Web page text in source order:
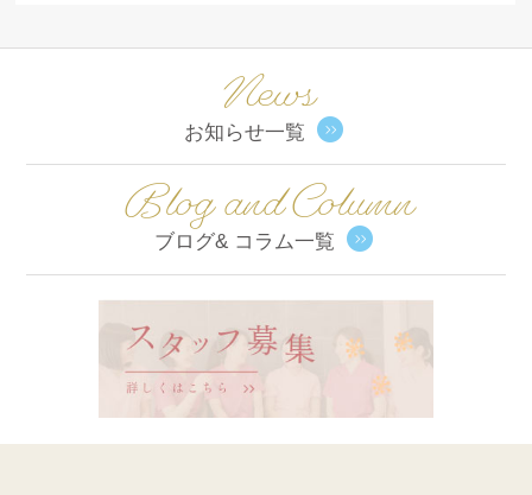
News
お知らせ一覧
Blog and Column
ブログ& コラム一覧